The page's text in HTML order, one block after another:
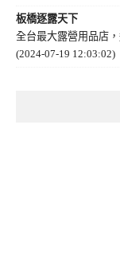
板橋逐露天下
全台最大露營用品店
(2024-07-19 12:03:02)